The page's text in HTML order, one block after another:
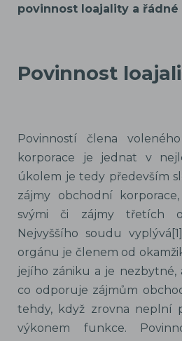
povinnost loajality a řádné
Povinnost
Povinností člena
korporace je jednat v
úkolem je tedy především
zájmy obchodní
svými či zájmy třetích
Nejvyššího soudu
orgánu je členem od
jejího zániku a je nezbytné,
co odporuje zájmům
tehdy, když zrovna neplní
výkonem funkce.